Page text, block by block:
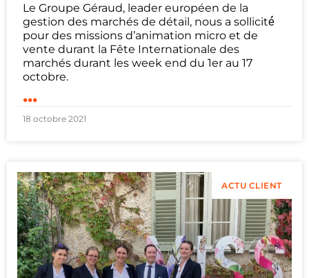
Le Groupe Géraud, leader européen de la
gestion des marchés de détail, nous a sollicité́
pour des missions d’animation micro et de
vente durant la Fête Internationale des
marchés durant les week end du 1er au 17
octobre.
...
18 octobre 2021
ACTU CLIENT